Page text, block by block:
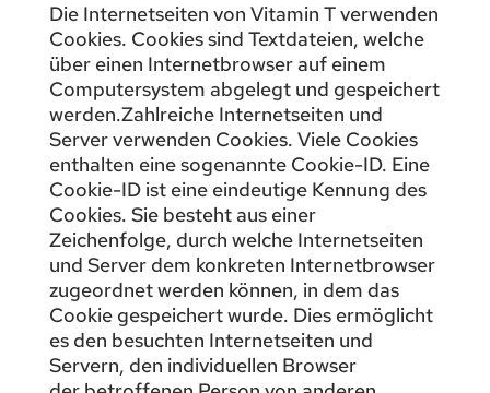
Die Internetseiten von Vitamin T verwenden
Cookies. Cookies sind Textdateien, welche
über einen Internetbrowser auf einem
Computersystem abgelegt und gespeichert
werden.Zahlreiche Internetseiten und
Server verwenden Cookies. Viele Cookies
enthalten eine sogenannte Cookie-ID. Eine
Cookie-ID ist eine eindeutige Kennung des
Cookies. Sie besteht aus einer
Zeichenfolge, durch welche Internetseiten
und Server dem konkreten Internetbrowser
zugeordnet werden können, in dem das
Cookie gespeichert wurde. Dies ermöglicht
es den besuchten Internetseiten und
Servern, den individuellen Browser